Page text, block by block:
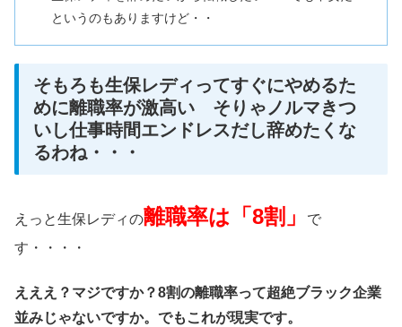
というのもありますけど・・
そもろも生保レディってすぐにやめるた
めに離職率が激高い そりゃノルマきつ
いし仕事時間エンドレスだし辞めたくな
るわね・・・
えっと生保レディの離職率は「8割」
で
す・・・・
えええ？マジですか？8割の離職率って超絶ブラック企業
並みじゃないですか。でもこれが現実です。